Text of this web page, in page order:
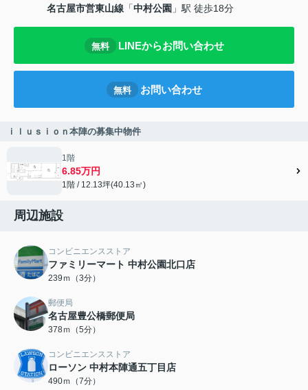
名古屋市営東山線 「中村公園 」駅 徒歩18分
無料 LINEからお問い合わせ
無料 お問い合わせ
ｉｌｕｓｉｏｎ本陣の募集中物件
1階
6.85万円
1階 / 12.13坪(40.13㎡)
周辺施設
コンビニエンスストア
ファミリーマート 中村公園北口店
239ｍ（3分）
郵便局
名古屋豊公橋郵便局
378ｍ（5分）
コンビニエンスストア
ローソン 中村本陣通五丁目店
490ｍ（7分）